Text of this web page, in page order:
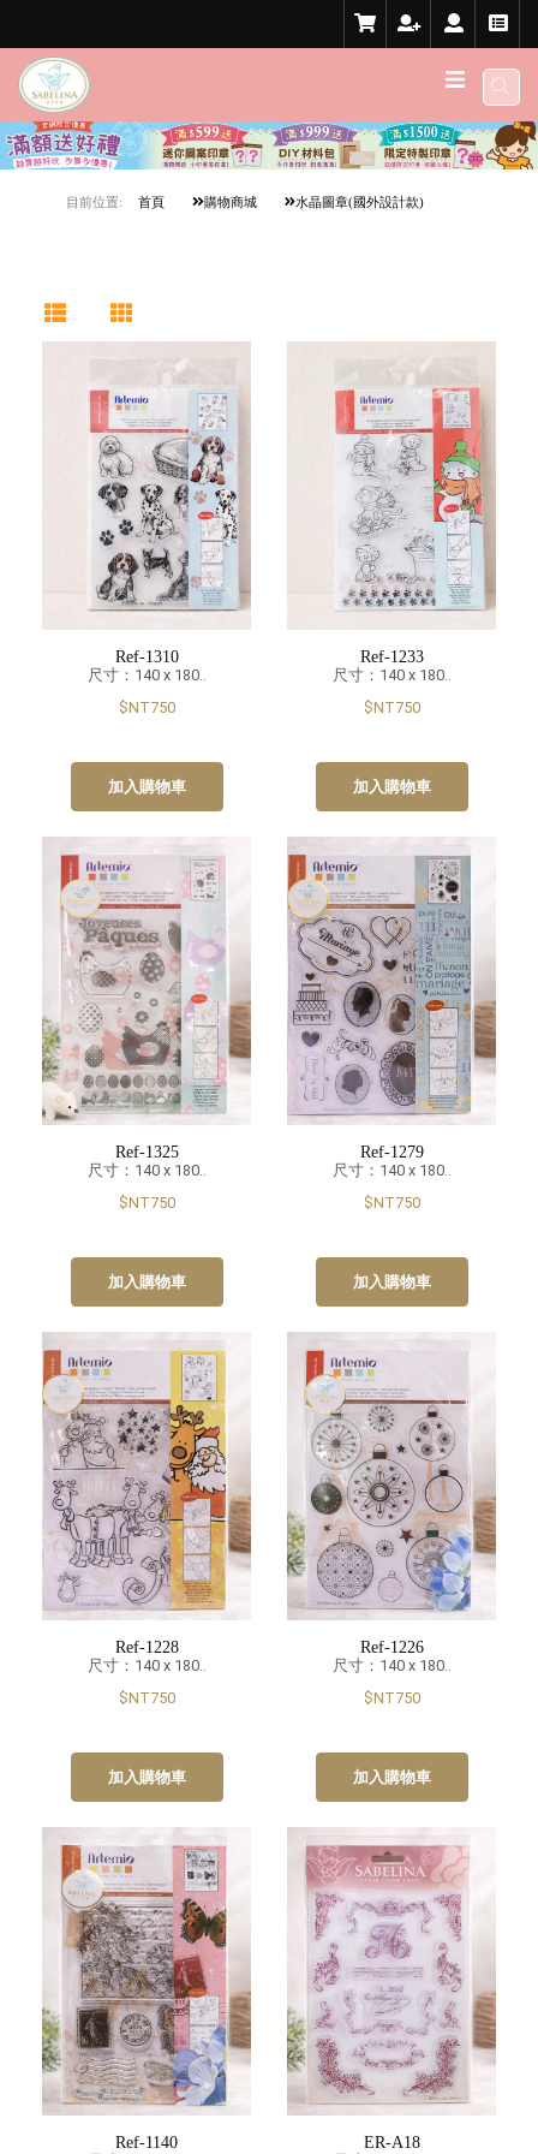
目前位置: 首頁 購物商城 水晶圖章(國外設計款)
Ref-1310
尺寸：140 x 180..
$NT750
加入購物車
Ref-1233
尺寸：140 x 180..
$NT750
加入購物車
Ref-1325
尺寸：140 x 180..
$NT750
加入購物車
Ref-1279
尺寸：140 x 180..
$NT750
加入購物車
Ref-1228
尺寸：140 x 180..
$NT750
加入購物車
Ref-1226
尺寸：140 x 180..
$NT750
加入購物車
Ref-1140 ER-A18